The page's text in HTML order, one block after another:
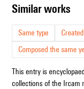
similar works
Same type
Composed the same
This entry is
collections of the Ircam